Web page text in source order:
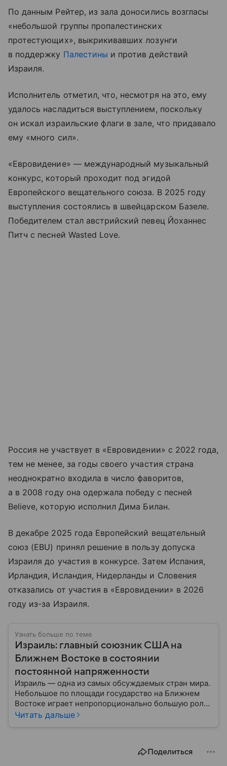
По данным Рейтер, из зала доносились возгласы
«небольшой группы пропалестинских
протестующих», выкрикивавших лозунги
в поддержку Палестины и против действий
Израиля.
Исполнитель отметил, что, несмотря на это, ему
удалось насладиться выступлением, поскольку
он искал израильские флаги в зале, что придавало
ему «много сил».
«Евровидение» — международный музыкальный
конкурс, который проходит под эгидой
Европейского вещательного союза. В 2025 году
выступления состоялись в швейцарском Базеле.
Победителем стал австрийский певец Йоханнес
Питч с песней Wasted Love.
Россия не участвует в «Евровидении» с 2022 года,
тем не менее, за годы своего участия страна
неоднократно входила в число фаворитов,
а в 2008 году она одержала победу с песней
Believe, которую исполнил Дима Билан.
В декабре 2025 года Европейский вещательный
союз (EBU) принял решение в пользу допуска
Израиля до участия в конкурсе. Затем Испания,
Ирландия, Исландия, Нидерланды и Словения
отказались от участия в «Евровидении» в 2026
году из-за Израиля.
Узнать больше по теме
Израиль: главный союзник США на
Ближнем Востоке в состоянии
постоянной напряженности
Израиль — одна из самых обсуждаемых стран мира.
Небольшое по площади государство на Ближнем
Востоке играет непропорционально большую роль
в международной политике, безопасности и
Читать дальше
Поделиться